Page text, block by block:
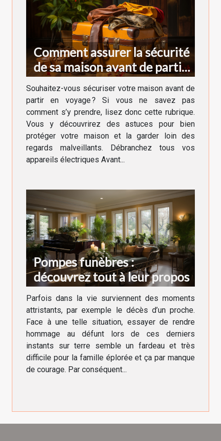
Comment assurer la sécurité
de sa maison avant de partir
en voyage ?
Souhaitez-vous sécuriser votre maison avant de
partir en voyage ? Si vous ne savez pas
comment s’y prendre, lisez donc cette rubrique.
Vous y découvrirez des astuces pour bien
protéger votre maison et la garder loin des
regards malveillants. Débranchez tous vos
appareils électriques Avant...
Pompes funèbres :
découvrez tout à leur propos
Parfois dans la vie surviennent des moments
attristants, par exemple le décès d’un proche.
Face à une telle situation, essayer de rendre
hommage au défunt lors de ces derniers
instants sur terre semble un fardeau et très
difficile pour la famille éplorée et ça par manque
de courage. Par conséquent...